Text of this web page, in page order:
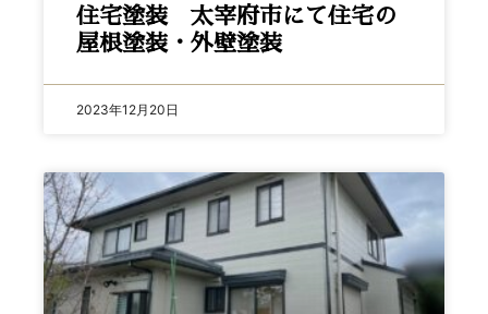
住宅塗装 太宰府市にて住宅の
屋根塗装・外壁塗装
2023年12月20日